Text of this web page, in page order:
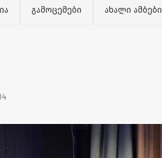
გამოცემები ახალი ამბები